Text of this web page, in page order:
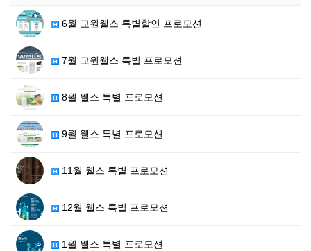
6월 교원웰스 특별할인 프로모션
7월 교원웰스 특별 프로모션
8월 웰스 특별 프로모션
9월 웰스 특별 프로모션
11월 웰스 특별 프로모션
12월 웰스 특별 프로모션
1월 웰스 특별 프로모션